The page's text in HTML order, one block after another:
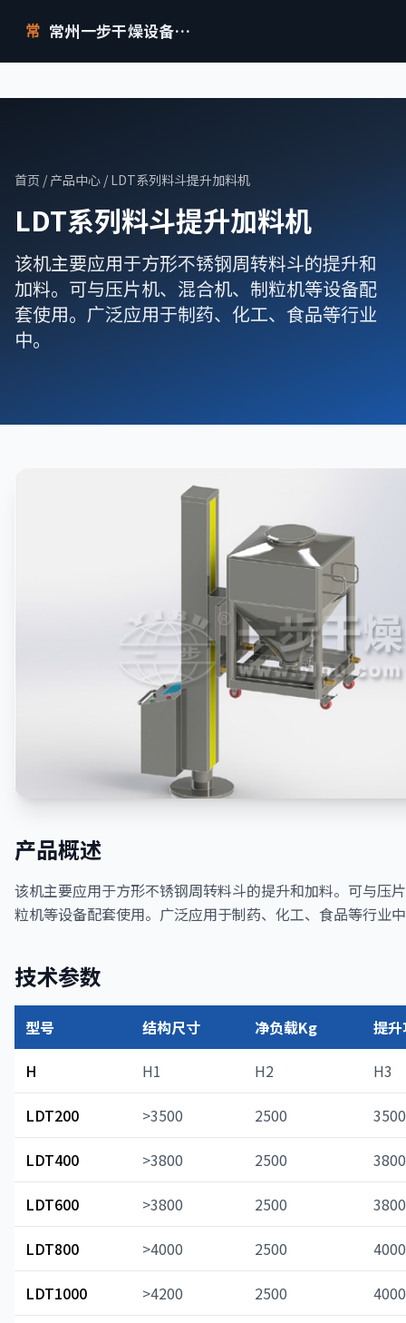
常 常州一步干燥设备有限公司
首页 / 产品中心 / LDT系列料斗提升加料机
LDT系列料斗提升加料机
该机主要应用于方形不锈钢周转料斗的提升和
加料。可与压片机、混合机、制粒机等设备配
套使用。广泛应用于制药、化工、食品等行业
中。
产品概述
该机主要应用于方形不锈钢周转料斗的提升和加料。可与压
粒机等设备配套使用。广泛应用于制药、化工、食品等行业
技术参数
型号 结构尺寸 净负载Kg
提
H
H1 H2 H3
LDT200 >3500 2500 3500
LDT400 >3800 2500 3800
LDT600 >3800 2500 3800
LDT800 >4000 2500 4000
LDT1000 >4200 2500 4000